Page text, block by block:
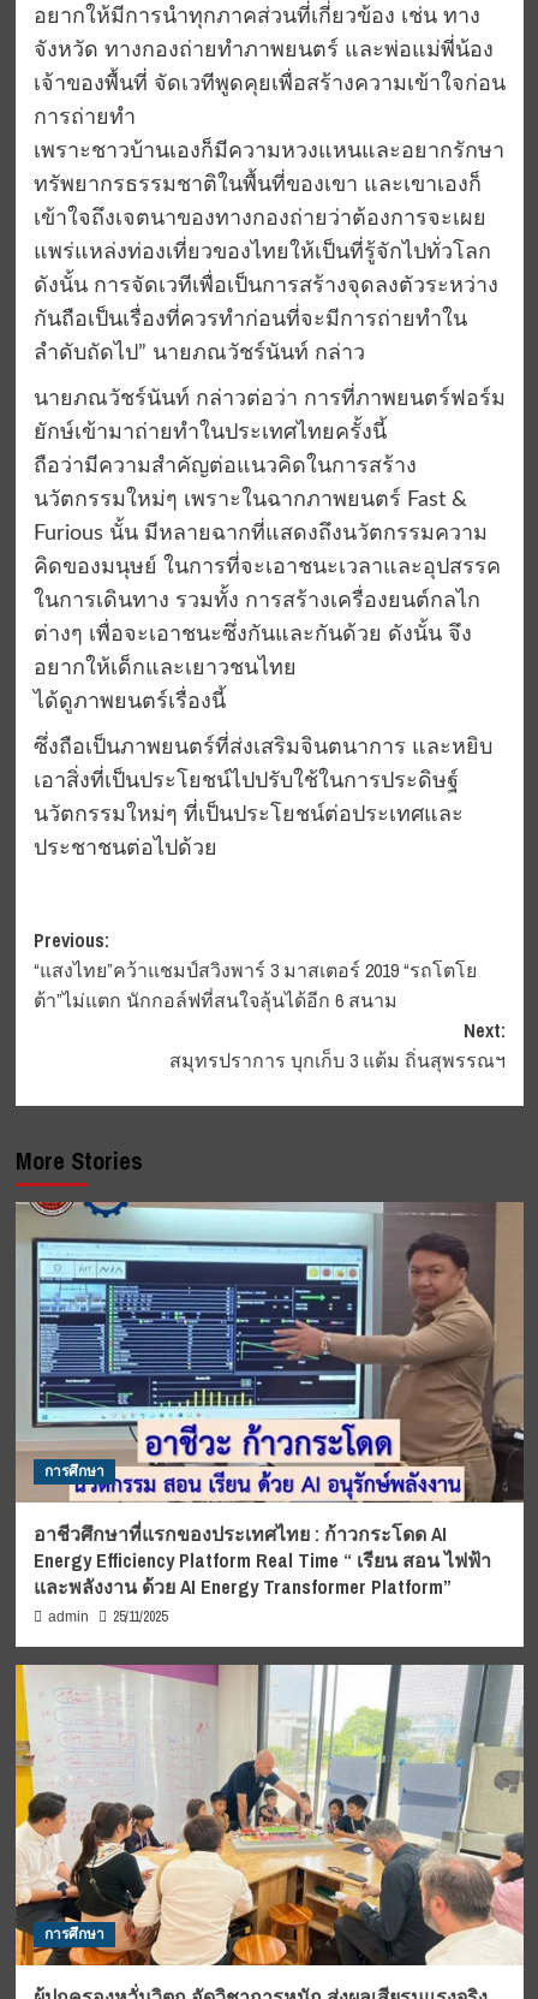
อยากให้มีการนำทุกภาคส่วนที่เกี่ยวข้อง เช่น ทาง
จังหวัด ทางกองถ่ายทำภาพยนตร์ และพ่อแม่พี่น้อง
เจ้าของพื้นที่ จัดเวทีพูดคุยเพื่อสร้างความเข้าใจก่อน
การถ่ายทำ
เพราะชาวบ้านเองก็มีความหวงแหนและอยากรักษา
ทรัพยากรธรรมชาติในพื้นที่ของเขา และเขาเองก็
เข้าใจถึงเจตนาของทางกองถ่ายว่าต้องการจะเผย
แพร่แหล่งท่องเที่ยวของไทยให้เป็นที่รู้จักไปทั่วโลก
ดังนั้น การจัดเวทีเพื่อเป็นการสร้างจุดลงตัวระหว่าง
กันถือเป็นเรื่องที่ควรทำก่อนที่จะมีการถ่ายทำใน
ลำดับถัดไป” นายภณวัชร์นันท์ กล่าว
นายภณวัชร์นันท์ กล่าวต่อว่า การที่ภาพยนตร์ฟอร์ม
ยักษ์เข้ามาถ่ายทำในประเทศไทยครั้งนี้
ถือว่ามีความสำคัญต่อแนวคิดในการสร้าง
นวัตกรรมใหม่ๆ เพราะในฉากภาพยนตร์ Fast &
Furious นั้น มีหลายฉากที่แสดงถึงนวัตกรรมความ
คิดของมนุษย์ ในการที่จะเอาชนะเวลาและอุปสรรค
ในการเดินทาง รวมทั้ง การสร้างเครื่องยนต์กลไก
ต่างๆ เพื่อจะเอาชนะซึ่งกันและกันด้วย ดังนั้น จึง
อยากให้เด็กและเยาวชนไทย
ได้ดูภาพยนตร์เรื่องนี้
ซึ่งถือเป็นภาพยนตร์ที่ส่งเสริมจินตนาการ และหยิบ
เอาสิ่งที่เป็นประโยชน์ไปปรับใช้ในการประดิษฐ์
นวัตกรรมใหม่ๆ ที่เป็นประโยชน์ต่อประเทศและ
ประชาชนต่อไปด้วย
Post
navigation
Previous:
“แสงไทย”คว้าแชมป์สวิงพาร์ 3 มาสเตอร์ 2019 “รถโตโย
ต้า”ไม่แตก นักกอล์ฟที่สนใจลุ้นได้อีก 6 สนาม
Next:
สมุทรปราการ บุกเก็บ 3 แต้ม ถิ่นสุพรรณฯ
More Stories
การศึกษา
อาชีวศึกษาที่แรกของประเทศไทย : ก้าวกระโดด AI
Energy Efficiency Platform Real Time “ เรียน สอน ไฟฟ้า
และพลังงาน ด้วย AI Energy Transformer Platform”
admin 25/11/2025
การศึกษา